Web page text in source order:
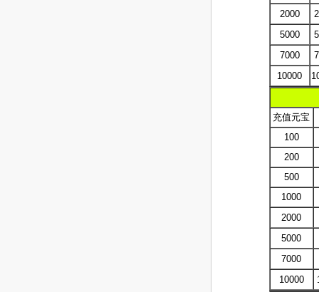
2000
5000
7000
10000
充值元宝
100
200
500
1000
2000
5000
7000
10000